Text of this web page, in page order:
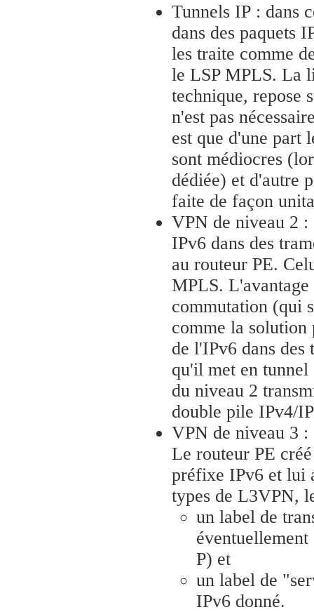
Tunnels IP : dans
dans des paquets
les traite comme
le LSP MPLS. La
technique, repose
n'est pas
est que d'une part
sont médiocres
dédiée) et d'autre
faite de façon
VPN de niveau 2 :
IPv6 dans des
au routeur PE.
MPLS. L'avantage
commutation (qui
comme la solution
de l'IPv6 dans des
qu'il met en
du niveau 2
double pile IPv4/
VPN de niveau 3 :
Le routeur PE
préfixe IPv6 et lui
types de L3VPN,
un label de
P) et
un label de
IPv6 donné.